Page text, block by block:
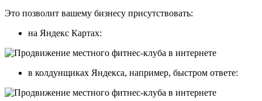
Это позволит вашему бизнесу присутствовать:
на Яндекс Картах:
в колдунщиках Яндекса, например, быстром ответе: